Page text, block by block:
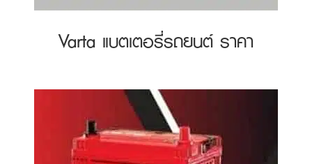
Varta แบตเตอรี่รถยนต์ ราคา